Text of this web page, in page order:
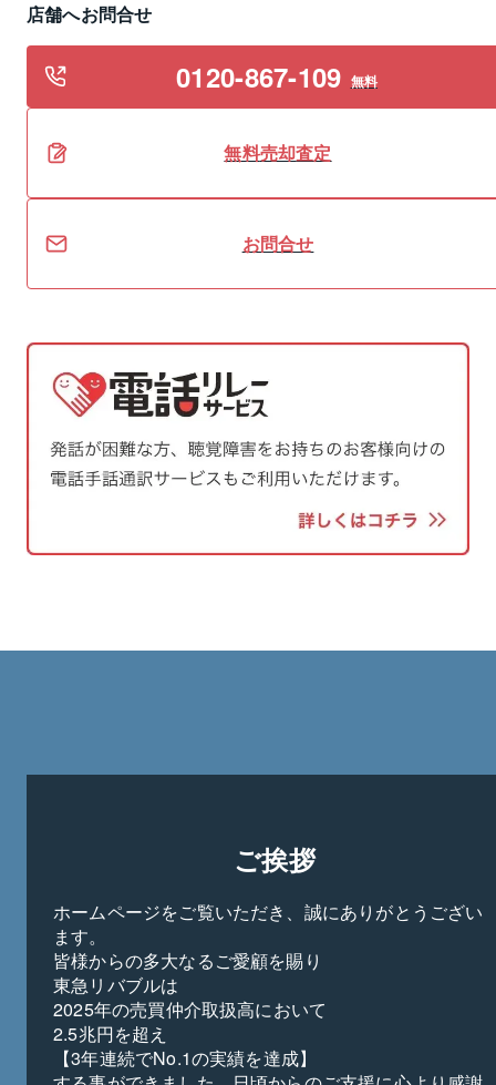
店舗へお問合せ
0120-867-109 無料
無料売却査定
お問合せ
ご挨拶
ホームページをご覧いただき、誠にありがとうござい
ます。
皆様からの多大なるご愛顧を賜り
東急リバブルは
2025年の売買仲介取扱高において
2.5兆円を超え
【3年連続でNo.1の実績を達成】